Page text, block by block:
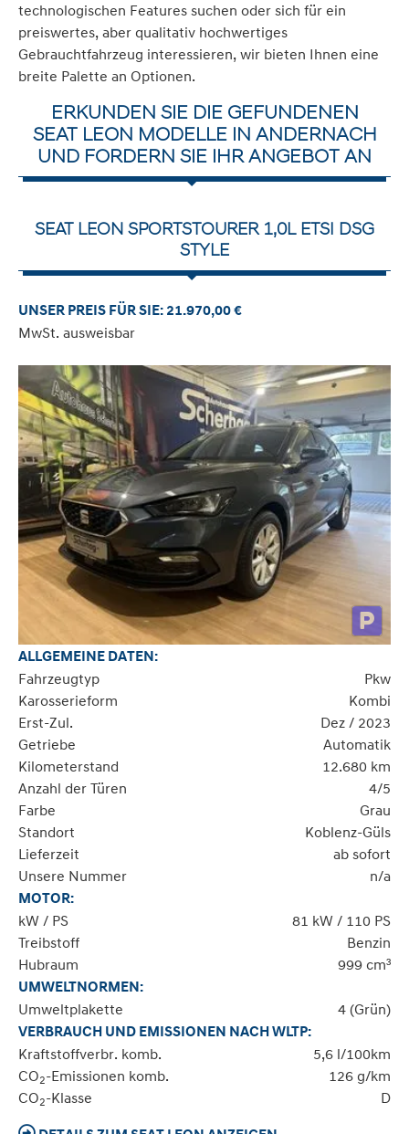
technologischen Features suchen oder sich für ein
preiswertes, aber qualitativ hochwertiges
Gebrauchtfahrzeug interessieren, wir bieten Ihnen eine
breite Palette an Optionen.
ERKUNDEN SIE DIE GEFUNDENEN
SEAT LEON MODELLE IN ANDERNACH
UND FORDERN SIE IHR ANGEBOT AN
SEAT LEON SPORTSTOURER 1,0L ETSI DSG
STYLE
UNSER PREIS FÜR SIE: 21.970,00 €
MwSt. ausweisbar
ALLGEMEINE DATEN:
Fahrzeugtyp
Pkw
Karosserieform
Kombi
Erst-Zul.
Dez / 2023
Getriebe
Automatik
Kilometerstand
12.680 km
Anzahl der Türen
4/5
Farbe
Grau
Standort
Koblenz-Güls
Lieferzeit
ab sofort
Unsere Nummer
n/a
MOTOR:
kW / PS
81 kW / 110 PS
Treibstoff
Benzin
Hubraum
999 cm³
UMWELTNORMEN:
Umweltplakette
4 (Grün)
VERBRAUCH UND EMISSIONEN NACH WLTP:
Kraftstoffverbr. komb.
5,6 l/100km
CO2-Emissionen komb.
126 g/km
CO2-Klasse D